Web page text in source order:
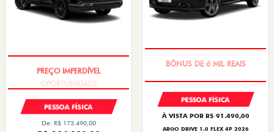
PESSOA FÍSICA
De: R$ 173.490,00
PESSOA FÍSICA
À VISTA POR R$ 91.490,00
ARGO DRIVE 1.0 FLEX 4P 2026